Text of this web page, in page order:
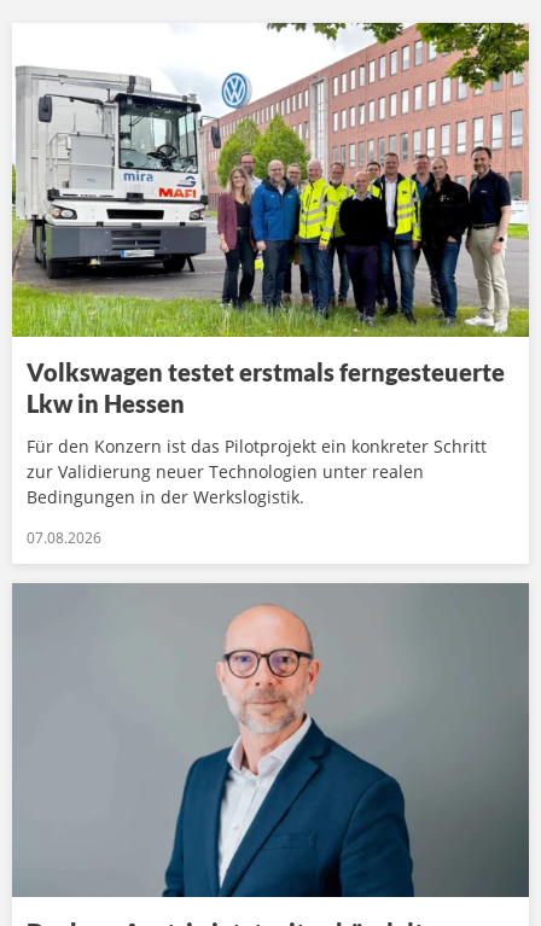
Volkswagen testet erstmals ferngesteuerte
Lkw in Hessen
Für den Konzern ist das Pilotprojekt ein konkreter Schritt
zur Validierung neuer Technologien unter realen
Bedingungen in der Werkslogistik.
07.08.2026